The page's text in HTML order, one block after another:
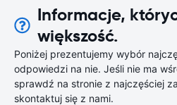
Informacje,
większość.
Poniżej prezentujemy wybór
odpowiedzi na nie. Jeśli nie ma
sprawdź na stronie z najczęściej
skontaktuj się z nami.